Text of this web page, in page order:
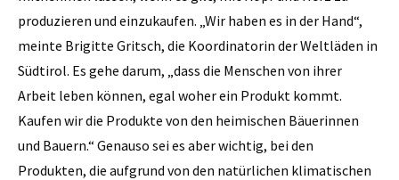
produzieren und einzukaufen. „Wir haben es in der Hand“,
meinte Brigitte Gritsch, die Koordinatorin der Weltläden in
Südtirol. Es gehe darum, „dass die Menschen von ihrer
Arbeit leben können, egal woher ein Produkt kommt.
Kaufen wir die Produkte von den heimischen Bäuerinnen
und Bauern.“ Genauso sei es aber wichtig, bei den
Produkten, die aufgrund von den natürlichen klimatischen